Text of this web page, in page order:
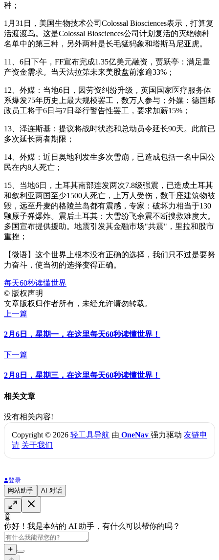
种；
1月31日，美国生物技术公司Colossal Biosciences表示，打算复
活渡渡鸟。这是Colossal Biosciences公司计划复活的灭绝物种
名单中的第三种，另外两种是长毛猛犸象和塔斯马尼亚虎。
11、6日下午，FF宣布完成1.35亿美元融资，贾跃亭：满足量
产资金需求。当天法拉第未来美股盘前涨逾33%；
12、外媒：当地6日，因劳资纠纷升级，英国国家医疗服务体
系爆发75年历史上最大规模罢工，数万人参与；外媒：德国邮
政员工将于6日与7日举行警告性罢工，要求加薪15%；
13、泽连斯基：提议将战时状态和总动员令延长90天。此前已
多次延长两者期限；
14、外媒：近日奥地利发生多次雪崩，已造成包括一名中国公
民在内8人死亡；
15、当地6日，土耳其南部连发两次7.8级强震，已造成土耳其
和叙利亚两国至少1500人死亡，上万人受伤，数千座建筑物被
毁，远至丹麦的格陵兰岛都有震感，专家：破坏力相当于130
颗原子弹爆炸。震后土耳其：大雪纷飞余震不断搜救难度大。
多国宣布提供援助。地震引发其金融市场"共震"，里拉和股市
重挫；
【微语】这个世界上根本没有正确的选择，我们只不过是要努
力奋斗，使当初的选择变得正确。
每天60秒读懂世界
© 版权声明
文章版权归作者所有，未经允许请勿转载。
上一篇
2月6日，星期一，在这里每天60秒读懂世界！
下一篇
2月8日，星期三，在这里每天60秒读懂世界！
相关文章
没有相关内容!
Copyright © 2026 轻工具导航 由 OneNav 强力驱动 友链申
请 关于我们
登录
网站助手
AI 对话
🤖
你好！我是本站的 AI 助手，有什么可以帮你的吗？
➕